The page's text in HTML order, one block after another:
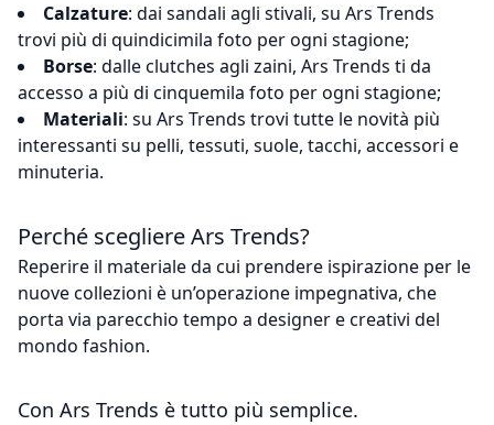
Calzature: dai sandali agli stivali, su Ars Trends
trovi più di quindicimila foto per ogni stagione;
Borse: dalle clutches agli zaini, Ars Trends ti da
accesso a più di cinquemila foto per ogni stagione;
Materiali: su Ars Trends trovi tutte le novità più
interessanti su pelli, tessuti, suole, tacchi, accessori e
minuteria.
Perché scegliere Ars Trends?
Reperire il materiale da cui prendere ispirazione per le
nuove collezioni è un’operazione impegnativa, che
porta via parecchio tempo a designer e creativi del
mondo fashion.
Con Ars Trends è tutto più semplice.